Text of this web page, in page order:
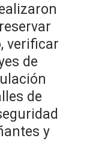
verificar
de
de
y